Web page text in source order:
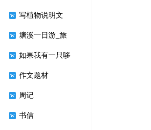
写植物说明文
400字 打破碗花
塘溪一日游_旅
游记事作文700
字
如果我有一只哆
啦A梦
作文题材
周记
书信